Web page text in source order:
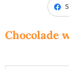
Chocolade